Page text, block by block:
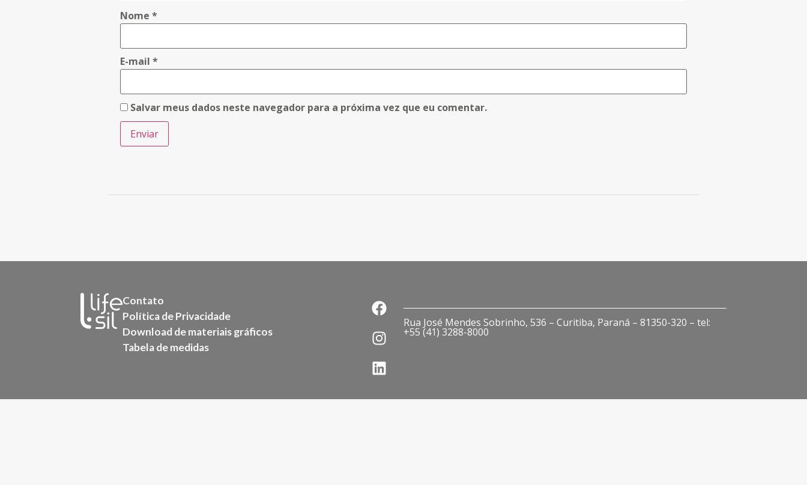
Nome *
E-mail *
Salvar meus dados neste navegador para a próxima vez que eu comentar.
Contato
Política de Privacidade
Download de materiais gráficos
Tabela de medidas
Rua José Mendes Sobrinho, 536 – Curitiba, Paraná – 81350-320 – tel:
+55 (41) 3288-8000